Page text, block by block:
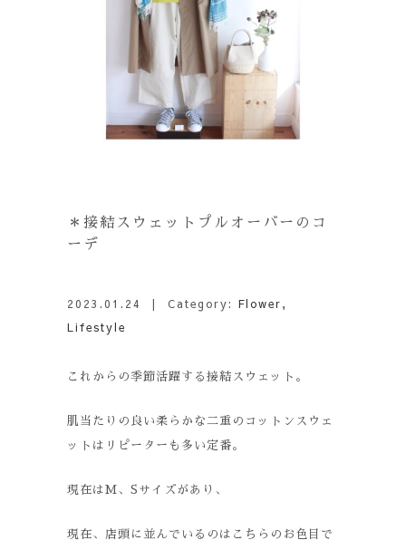
＊接結スウェットプルオーバーのコ
ーデ
2023.01.24 | Category: Flower,
Lifestyle
これからの季節活躍する接結スウェット。
肌当たりの良い柔らかな二重のコットンスウェ
ットはリピーターも多い定番。
現在はM、Sサイズがあり、
現在、店頭に並んでいるのはこちらのお色目で